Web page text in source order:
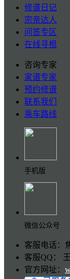
修谱日记
宗亲达人
问答专区
在线寻根
咨询专家
家谱专家
预约修谱
联系我们
乘车路线
手机版
微信公众号
客服电话：
客服QQ：
官方网址：